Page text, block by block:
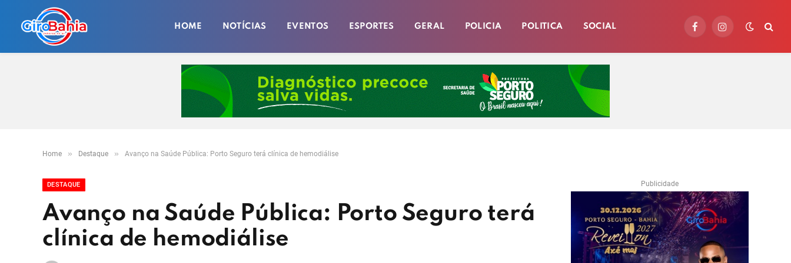
HOME NOTÍCIAS EVENTOS ESPORTES GERAL POLICIA POLITICA SOCIAL
FacebookInstagram
Home » Destaque » Avanço na Saúde Pública: Porto Seguro terá clínica de hemodiálise
DESTAQUE
Avanço na Saúde Pública: Porto Seguro terá
clínica de hemodiálise
Publicidade